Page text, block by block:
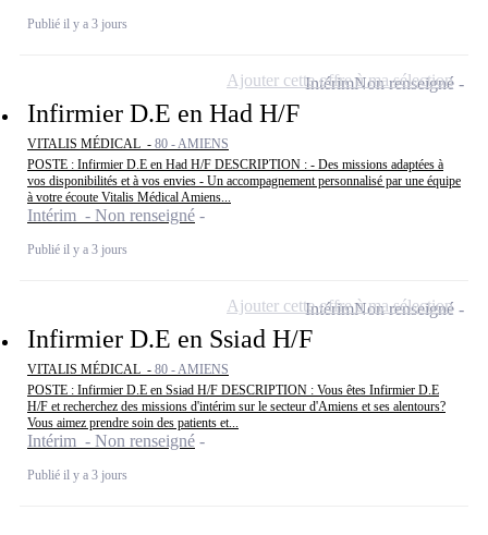
Publié il y a 3 jours
Infirmier D.E en Had H/F
VITALIS MÉDICAL - 80 - AMIENS
POSTE : Infirmier D.E en Had H/F DESCRIPTION : - Des missions adaptées à
vos disponibilités et à vos envies - Un accompagnement personnalisé par une équipe
à votre écoute Vitalis Médical Amiens...
Intérim - Non renseigné
Publié il y a 3 jours
IntérimNon renseigné
Ajouter cette offre à ma sélection
Infirmier D.E en Ssiad H/F
VITALIS MÉDICAL - 80 - AMIENS
POSTE : Infirmier D.E en Ssiad H/F DESCRIPTION : Vous êtes Infirmier D.E
H/F et recherchez des missions d'intérim sur le secteur d'Amiens et ses alentours?
Vous aimez prendre soin des patients et...
Intérim - Non renseigné
Publié il y a 3 jours
IntérimNon renseigné
Ajouter cette offre à ma sélection